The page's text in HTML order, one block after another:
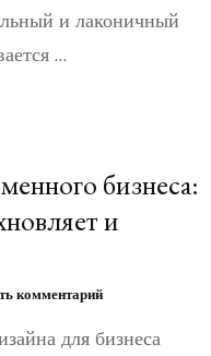
и лаконичный
…
бизнеса:
и
комментарийк
Как
для бизнеса